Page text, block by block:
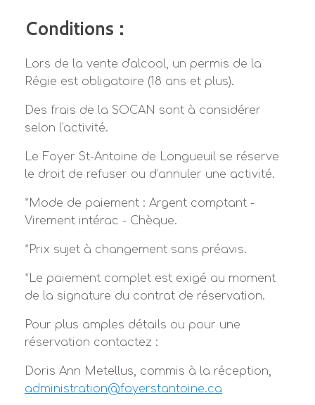
Conditions :
Lors de la vente d'alcool, un permis de la
Régie est obligatoire (18 ans et plus).
Des frais de la SOCAN sont à considérer
selon l'activité.
Le Foyer St-Antoine de Longueuil se réserve
le droit de refuser ou d’annuler une activité.
*Mode de paiement : Argent comptant -
Virement intérac - Chèque.
*Prix sujet à changement sans préavis.
*Le paiement complet est exigé au moment
de la signature du contrat de réservation.
Pour plus amples détails ou pour une
réservation contactez :
Doris Ann Metellus, commis à la réception,
administration@foyerstantoine.ca